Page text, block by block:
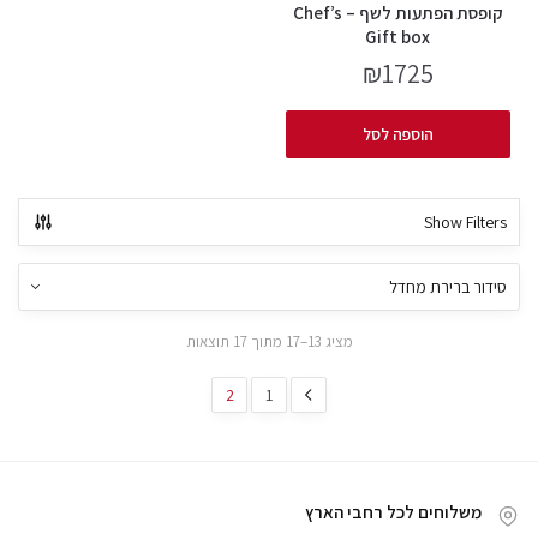
קופסת הפתעות לשף – Chef’s
Gift box
₪1725
הוספה לסל
Show Filters
מציג 13–17 מתוך 17 תוצאות
1
2
משלוחים לכל רחבי הארץ